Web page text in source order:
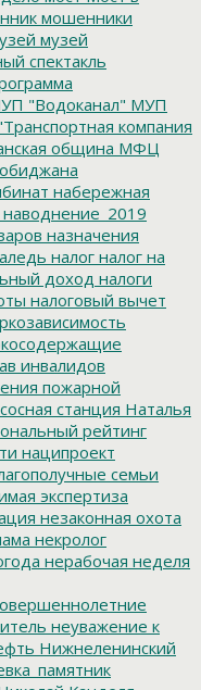
мошенники
музей
спектакль
"Водоканал" МУП
компания
община МФЦ
набережная
наводнение_2019
назначения
налог налог на
доход налоги
налоговый вычет
инвалидов
пожарной
станция Наталья
рейтинг
наципроект
семьи
экспертиза
незаконная охота
некролог
нерабочая неделя
неуважение к
Нижнеленинский